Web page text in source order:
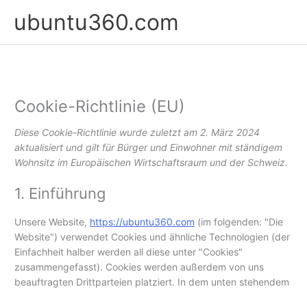
Inhaltubuntu360.com
Cookie-Richtlinie (EU)
Diese Cookie-Richtlinie wurde zuletzt am 2. März 2024
aktualisiert und gilt für Bürger und Einwohner mit ständigem
Wohnsitz im Europäischen Wirtschaftsraum und der Schweiz.
1. Einführung
Unsere Website, https://ubuntu360.com (im folgenden: "Die
Website") verwendet Cookies und ähnliche Technologien (der
Einfachheit halber werden all diese unter "Cookies"
zusammengefasst). Cookies werden außerdem von uns
beauftragten Drittparteien platziert. In dem unten stehendem